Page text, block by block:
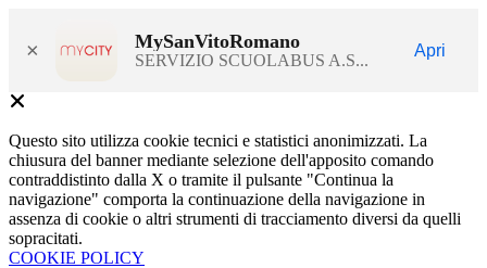
× MySanVitoRomano
SERVIZIO SCUOLABUS A.S...
Apri
Questo sito utilizza cookie tecnici e statistici anonimizzati. La
chiusura del banner mediante selezione dell'apposito comando
contraddistinto dalla X o tramite il pulsante "Continua la
navigazione" comporta la continuazione della navigazione in
assenza di cookie o altri strumenti di tracciamento diversi da quelli
sopracitati.
COOKIE POLICY